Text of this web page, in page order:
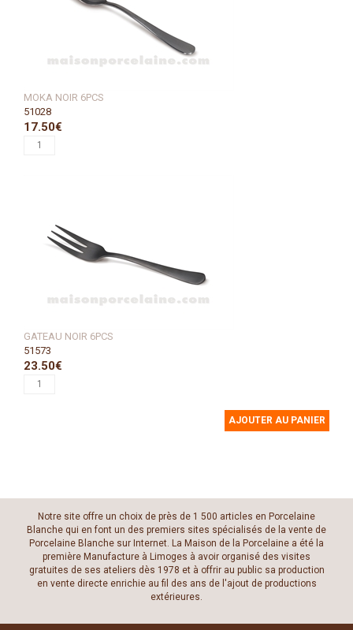
MOKA NOIR 6PCS
51028
17.50€
GATEAU NOIR 6PCS
51573
23.50€
AJOUTER AU PANIER
Notre site offre un choix de près de 1 500 articles en Porcelaine
Blanche qui en font un des premiers sites spécialisés de la vente de
Porcelaine Blanche sur Internet. La Maison de la Porcelaine a été la
première Manufacture à Limoges à avoir organisé des visites
gratuites de ses ateliers dès 1978 et à offrir au public sa production
en vente directe enrichie au fil des ans de l'ajout de productions
extérieures.